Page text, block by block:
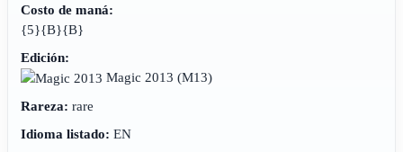
Costo de maná:
{5}{B}{B}
Edición:
Magic 2013(M13)
Rareza: rare
Idioma listado: EN